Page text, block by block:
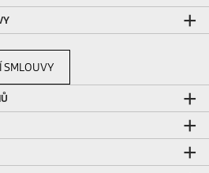
SMLOUVY